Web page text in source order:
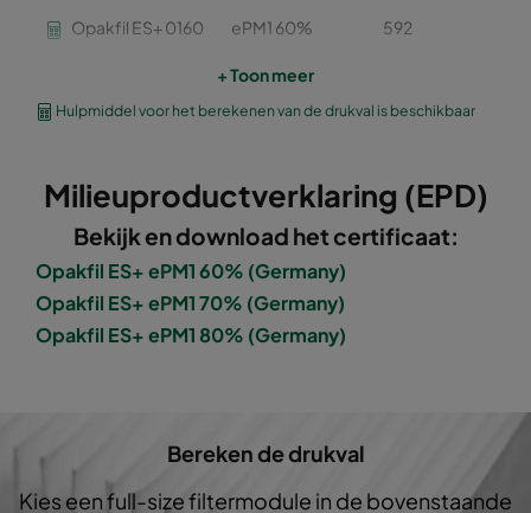
Opakfil ES+ 0160 ePM1 60% 592
Opakfil ES+ 0170 592
Opakfil ES+ 0170 ePM1 70%
Opakfil ES+ 0170 ePM1 70%
Opakfil ES+ 0180
+ Toon meer
Hulpmiddel voor het berekenen van de drukval is beschikbaar
Milieuproductverklaring (EPD)
Bekijk en download het certificaat:
Opakfil ES+ ePM1 60% (Germany)
Opakfil ES+ ePM1 70% (Germany)
Opakfil ES+ ePM1 80% (Germany)
Bereken de drukval
Kies een full-size filtermodule in de bovenstaande